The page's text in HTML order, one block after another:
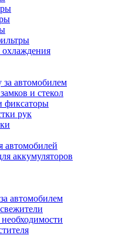
за автомобилем
и стекол
фиксаторы
рук
автомобилей
аккумуляторов
автомобилем